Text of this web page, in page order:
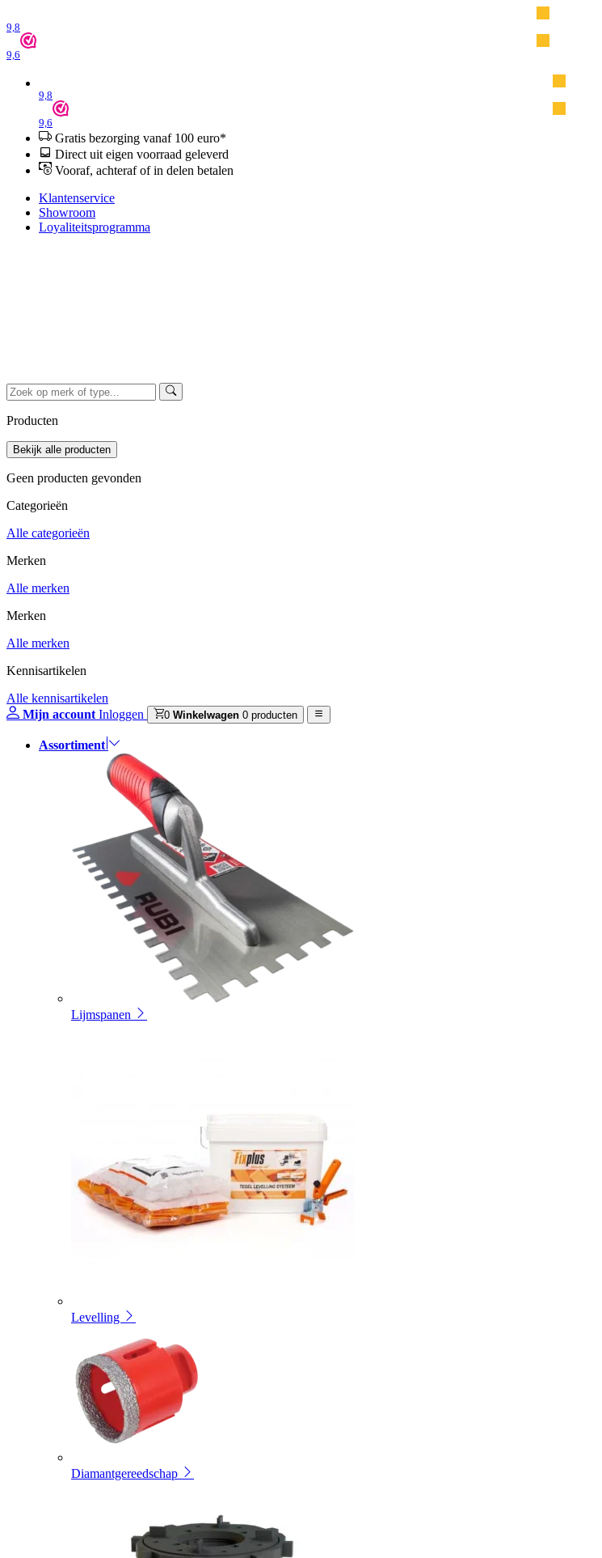
9,8
9,6
9,8
9,6
Gratis bezorging vanaf 100 euro*
Direct uit eigen voorraad geleverd
Vooraf, achteraf of in delen betalen
Klantenservice
Showroom
Loyaliteitsprogramma
Producten
Geen producten gevonden
Categorieën
Alle categorieën
Merken
Alle merken
Merken
Alle merken
Kennisartikelen
Alle kennisartikelen
Mijn account Inloggen 0 Winkelwagen 0 producten
Assortiment
Lijmspanen
Levelling
Diamantgereedschap